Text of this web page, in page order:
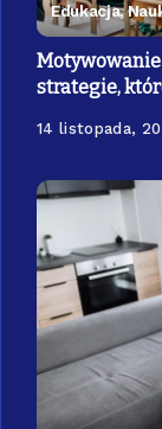
Edukacja,
strategie,
14 listopada,